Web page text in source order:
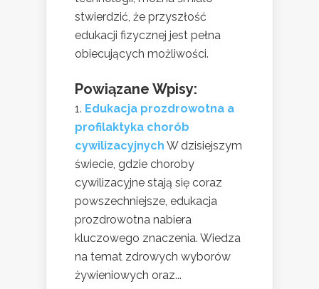
stwierdzić, że przyszłość
edukacji fizycznej jest pełna
obiecujących możliwości.
Powiązane Wpisy:
Edukacja prozdrowotna a
profilaktyka chorób
cywilizacyjnych W dzisiejszym
świecie, gdzie choroby
cywilizacyjne stają się coraz
powszechniejsze, edukacja
prozdrowotna nabiera
kluczowego znaczenia. Wiedza
na temat zdrowych wyborów
żywieniowych oraz...